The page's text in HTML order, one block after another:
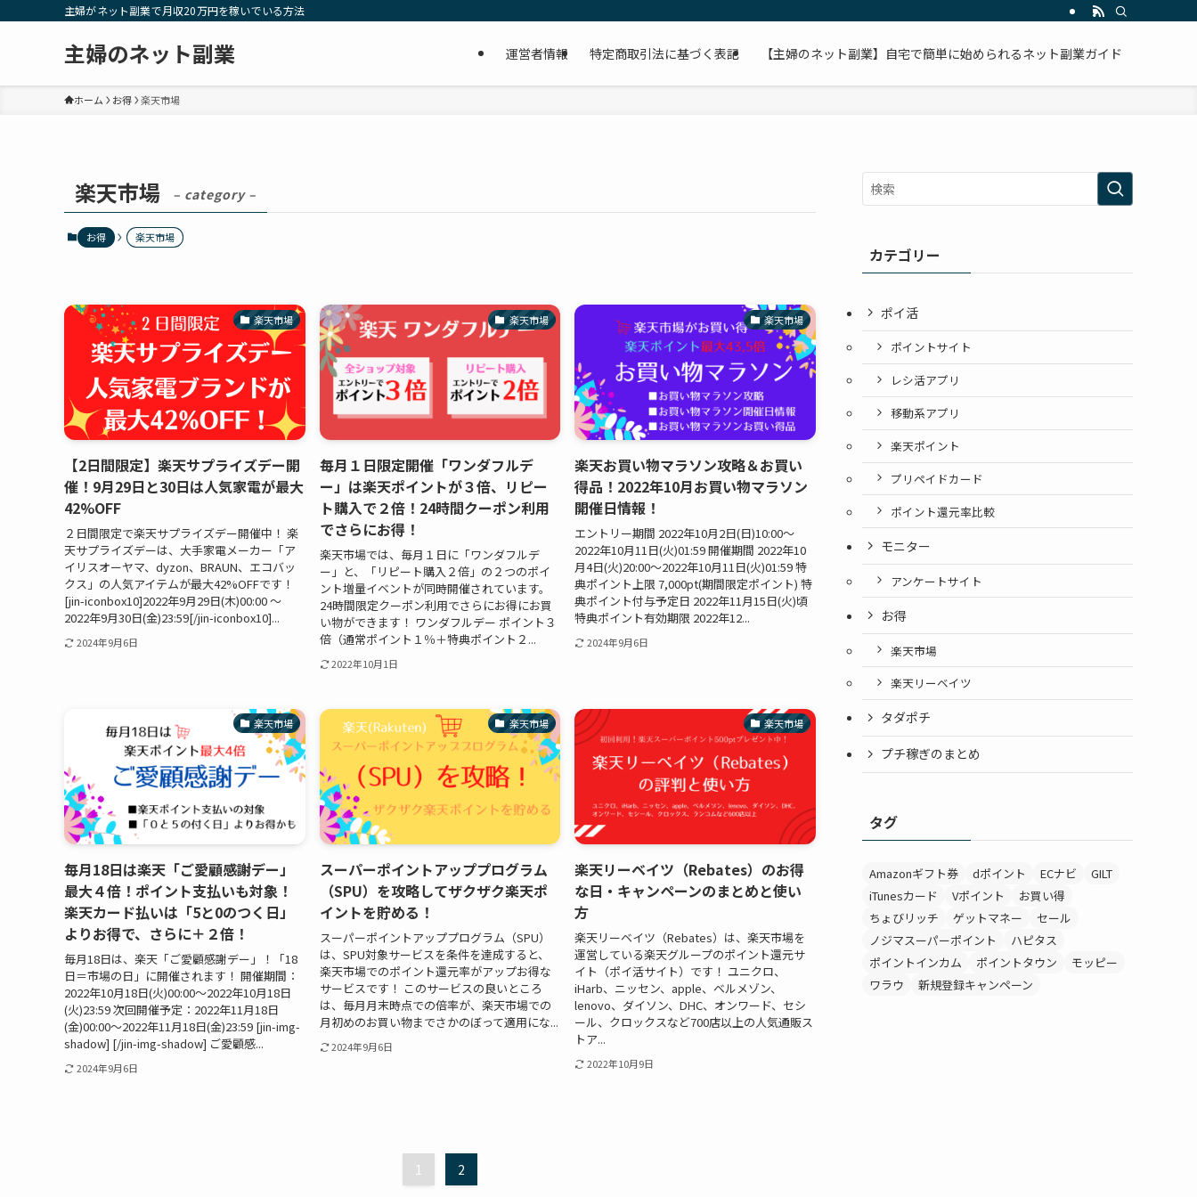
主婦がネット副業で月収20万円を稼いでいる方法
主婦のネット副業 運営者情報 特定商取引法に基づく表記 【主婦のネット副業】自宅で簡単に始められるネット副業ガイド
ホーム お得 楽天市場
楽天市場 – category –
お得 楽天市場
楽天市場
【2日間限定】楽天サプライズデー開
催！9月29日と30日は人気家電が最大
42%OFF
２日間限定で楽天サプライズデー開催中！ 楽
天サプライズデーは、大手家電メーカー「ア
イリスオーヤマ、dyzon、BRAUN、エコバッ
クス」の人気アイテムが最大42%OFFです！
[jin-iconbox10]2022年9月29日(木)00:00 ～
2022年9月30日(金)23:59[/jin-iconbox10]...
2024年9月6日
楽天市場
毎月１日限定開催「ワンダフルデ
ー」は楽天ポイントが３倍、リピー
ト購入で２倍！24時間クーポン利用
でさらにお得！
楽天市場では、毎月１日に「ワンダフルデ
ー」と、「リピート購入２倍」の２つのポイ
ント増量イベントが同時開催されています。
24時間限定クーポン利用でさらにお得にお買
い物ができます！ ワンダフルデー ポイント３
倍（通常ポイント１％＋特典ポイント２...
2022年10月1日
楽天市場
楽天お買い物マラソン攻略＆お買い
得品！2022年10月お買い物マラソン
開催日情報！
エントリー期間 2022年10月2日(日)10:00～
2022年10月11日(火)01:59 開催期間 2022年10
月4日(火)20:00～2022年10月11日(火)01:59 特
典ポイント上限 7,000pt(期間限定ポイント) 特
典ポイント付与予定日 2022年11月15日(火)頃
特典ポイント有効期限 2022年12...
2024年9月6日
楽天市場
毎月18日は楽天「ご愛顧感謝デー」
最大４倍！ポイント支払いも対象！
楽天カード払いは「5と0のつく日」
よりお得で、さらに＋２倍！
毎月18日は、楽天「ご愛顧感謝デー」！「18
日＝市場の日」に開催されます！ 開催期間：
2022年10月18日(火)00:00～2022年10月18日
(火)23:59 次回開催予定：2022年11月18日
(金)00:00～2022年11月18日(金)23:59 [jin-img-
shadow] [/jin-img-shadow] ご愛顧感...
2024年9月6日
楽天市場
スーパーポイントアッププログラム
（SPU）を攻略してザクザク楽天ポ
イントを貯める！
スーパーポイントアッププログラム（SPU）
は、SPU対象サービスを条件を達成すると、
楽天市場でのポイント還元率がアップお得な
サービスです！ このサービスの良いところ
は、毎月月末時点での倍率が、楽天市場での
月初めのお買い物までさかのぼって適用にな...
2024年9月6日
楽天市場
楽天リーベイツ（Rebates）のお得
な日・キャンペーンのまとめと使い
方
楽天リーベイツ（Rebates）は、楽天市場を
運営している楽天グループのポイント還元サ
イト（ポイ活サイト）です！ ユニクロ、
iHarb、ニッセン、apple、ベルメゾン、
lenovo、ダイソン、DHC、オンワード、セシ
ール、クロックスなど700店以上の人気通販ス
トア...
2022年10月9日
1 2
カテゴリー
ポイ活
ポイントサイト
レシ活アプリ
移動系アプリ
楽天ポイント
プリペイドカード
ポイント還元率比較
モニター
アンケートサイト
お得
楽天市場
楽天リーベイツ
タダポチ
プチ稼ぎのまとめ
タグ
Amazonギフト券 dポイント ECナビ
GILT
iTunesカード
Vポイント
お買い得
ちょびリッチ
ゲットマネー
セール
ノジマスーパーポイント
ハピタス
ポイントインカム
ポイントタウン
モッピー
ワラウ
新規登録キャンペーン